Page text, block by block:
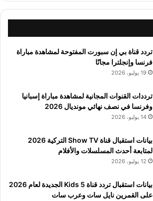
تردد قناة بي إن سبورت المفتوحة لمشاهدة مباراة
فرنسا وإنجلترا مجانًا
19 يوليو، 2026
ترددات القنوات المجانية لمشاهدة مباراة إسبانيا
وفرنسا في نصف نهائي مونديال 2026
14 يوليو، 2026
بيانات استقبال قناة Show TV التركية 2026
لمتابعة أحدث المسلسلات والأفلام
12 يوليو، 2026
بيانات استقبال تردد قناة 5 Kids الجديدة لعام 2026
على القمرين نايل سات وعرب سات